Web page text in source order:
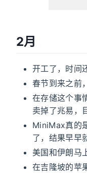
2月
开工了，时间
春节到来之前
在存储这个事
卖掉了兆易，
MiniMax真的
了，结果早早
美国和伊朗马
在吉隆坡的苹